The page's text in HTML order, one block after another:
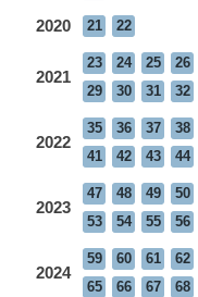
2020 21 22
2021
23 24 25 26
29
30 31 32
2022
35 36 37 38
41
42 43 44
2023
47 48 49 50
53
54 55 56
2024
59 60 61 62
65
66 67 68